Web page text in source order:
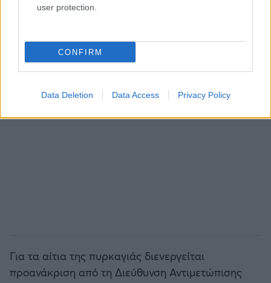
user protection.
CONFIRM
Data Deletion Data Access Privacy Policy
Για τα αίτια της πυρκαγιάς διενεργείται
προανάκριση από τη Διεύθυνση Αντιμετώπισης